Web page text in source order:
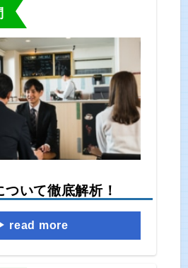
いて徹底解析！
read more